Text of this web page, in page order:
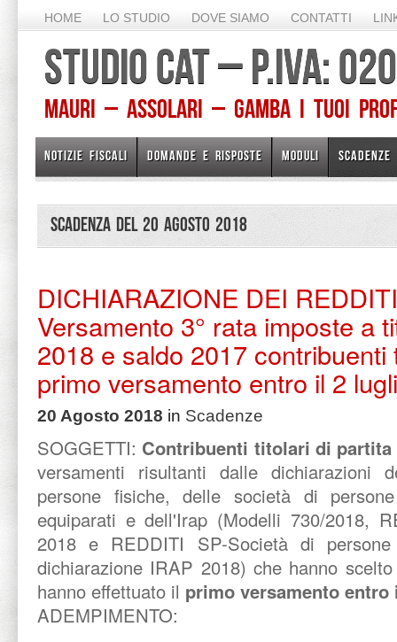
HOME LO STUDIO DOVE SIAMO CONTATTI
STUDIO CAT – P.IVA:
Mauri – Assolari – Gamba I TUOI
NOTIZIE FISCALI DOMANDE E RISPOSTE MODULI SCADENZE
Scadenza del 20 Agosto 2018
DICHIARAZIONE DEI
Versamento 3° rata imposte a
2018 e saldo 2017 contribuenti
primo versamento entro il 2
20 Agosto 2018 in Scadenze
SOGGETTI: Contribuenti titolari di partita
versamenti risultanti dalle dichiarazioni
persone fisiche, delle società di
equiparati e dell'Irap (Modelli 730/2018,
2018 e REDDITI SP-Società di
dichiarazione IRAP 2018) che hanno
hanno effettuato il primo versamento entro
ADEMPIMENTO: